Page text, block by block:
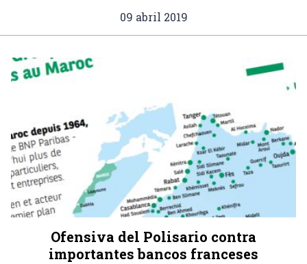
09 abril 2019
Ofensiva del Polisario contra
importantes bancos franceses